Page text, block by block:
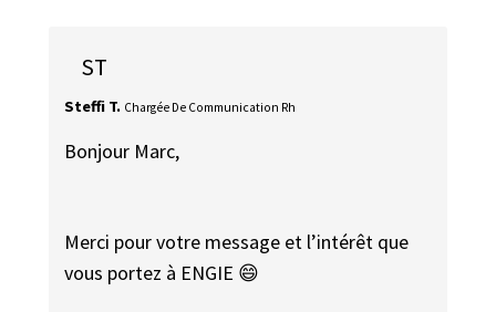
ST
Steffi T. Chargée De Communication Rh
Bonjour Marc,
Merci pour votre message et l’intérêt que
vous portez à ENGIE 😄